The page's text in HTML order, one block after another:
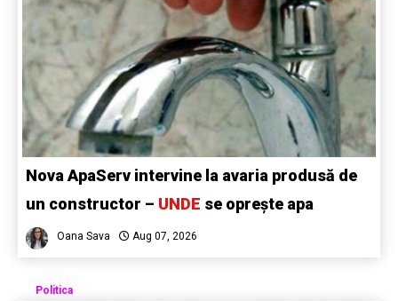
Nova ApaServ intervine la avaria produsă de
un constructor – UNDE se oprește apa
Oana Sava Aug 07, 2026
Politica